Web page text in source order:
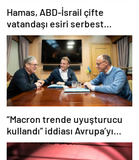
Hamas, ABD-İsrail çifte
vatandaşı esiri serbest
bırakacağını duyurdu
“Macron trende uyuşturucu
kullandı” iddiası Avrupa’yı
karıştırmıştı: Fransa’dan
“peçeteli” yalanlama geldi!